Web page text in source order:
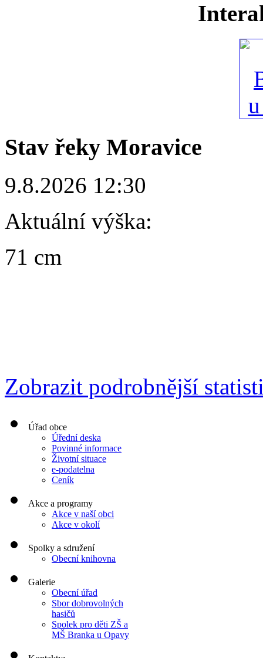
Stav řeky Moravice
9.8.2026 12:30
Aktuální výška:
71 cm
Zobrazit podrobnější
Úřad obce
Úřední deska
Povinné informace
Životní situace
e-podatelna
Ceník
Akce a programy
Akce v naší obci
Akce v okolí
Spolky a sdružení
Obecní knihovna
Galerie
Obecní úřad
Sbor dobrovolných
hasičů
Spolek pro děti ZŠ a
MŠ Branka u Opavy